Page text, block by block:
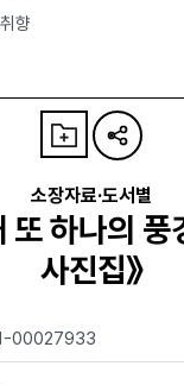
향
소장자료·도서별
또 하나의
사진집》
00027933